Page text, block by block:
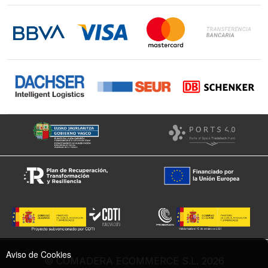
Contacto
Instagram
Facebook
© COMADERA ECOMMERCE S.L. 2026
Aviso de Cookies